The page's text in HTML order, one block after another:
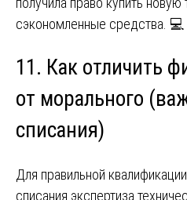
сэкономленные средства. 💻
11. Как отличить
от морального
списания)
Для правильной
списания экспертиза